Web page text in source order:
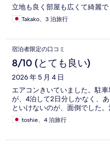
立地も良く部屋も広くて綺麗で
Takako、3 泊旅行
宿泊者限定の口コミ
8/10 (とても良い)
2026 年 5 月 4 日
エアコンきいていました。駐
が、4泊して2日分しかなく、
といけないのが、面倒でした。
toshie、4 泊旅行